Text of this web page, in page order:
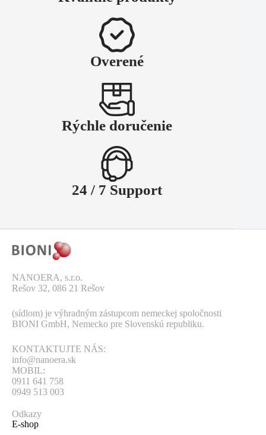
Overené
Rýchle doručenie
24 / 7 Support
NANOERA, s.r.o.
Rešov 32, 086 21 Rešov
(sídlom) je výhradným zástupcom nemeckej spoločnosti
BIONI GmbH, Nemecko pre Slovenskú republiku.
KONTAKTUJTE NÁS:
info@nanoera.sk
MOBIL:
0911 641 758
0949 513 003
Odkazy
E-shop